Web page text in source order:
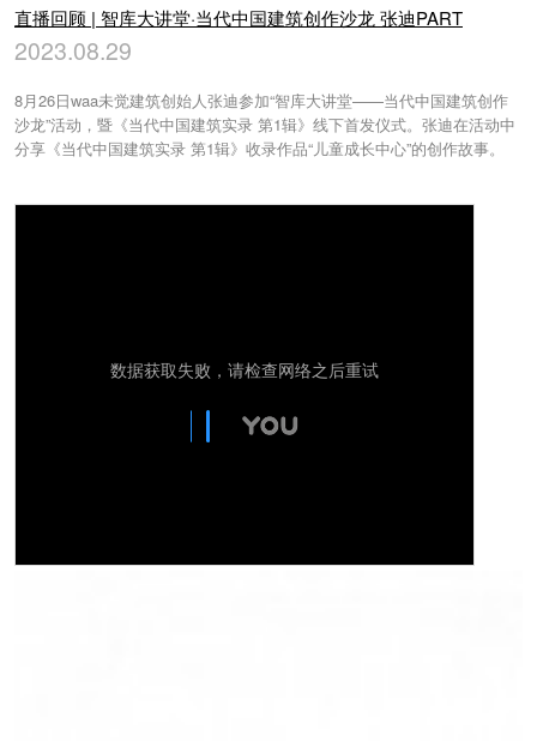
直播回顾 | 智库大讲堂·当代中国建筑创作沙龙 张迪PART
2023.08.29
8月26日waa未觉建筑创始人张迪参加“智库大讲堂——当代中国建筑创作
沙龙”活动，暨《当代中国建筑实录 第1辑》线下首发仪式。张迪在活动中
分享《当代中国建筑实录 第1辑》收录作品“儿童成长中心”的创作故事。